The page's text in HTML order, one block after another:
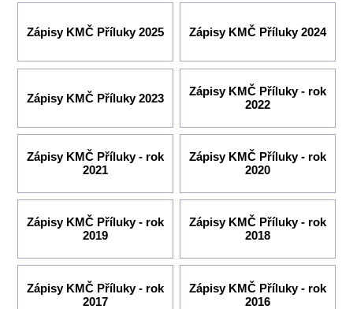
Zápisy KMČ Příluky 2025 Zápisy KMČ Příluky 2024
Zápisy KMČ Příluky 2023
Zápisy KMČ Příluky - rok
2022
Zápisy KMČ Příluky - rok
2021
Zápisy KMČ Příluky - rok
2020
Zápisy KMČ Příluky - rok
2019
Zápisy KMČ Příluky - rok
2018
Zápisy KMČ Příluky - rok
2017
Zápisy KMČ Příluky - rok
2016